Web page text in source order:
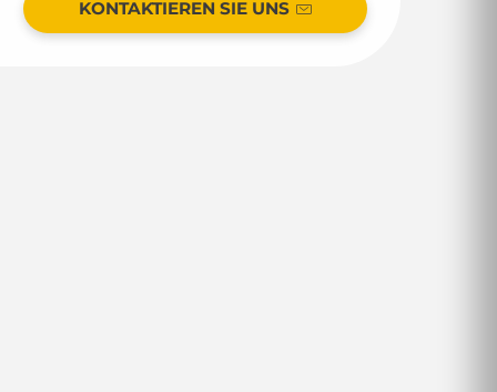
KONTAKTIEREN SIE UNS